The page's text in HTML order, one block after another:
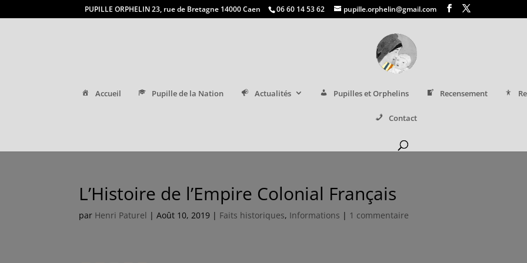
PUPILLE ORPHELIN 23, rue de Bretagne 14000 Caen 06 60 14 53 62 pupille.orphelin@gmail.com
Accueil Pupille de la Nation Actualités Pupilles et Orphelins Recensement
Contact
L’Histoire de l’Empire Colonial Français
par Henri Paturel |Août 10, 2019 | Faits historiques, Informations | 1 commentaire